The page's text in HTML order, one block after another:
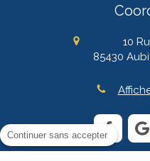
10
85430
Continuer sans accepter